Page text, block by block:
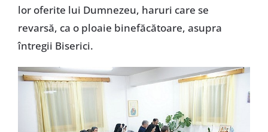
lor oferite lui Dumnezeu, haruri care se
revarsă, ca o ploaie binefăcătoare, asupra
întregii Biserici.